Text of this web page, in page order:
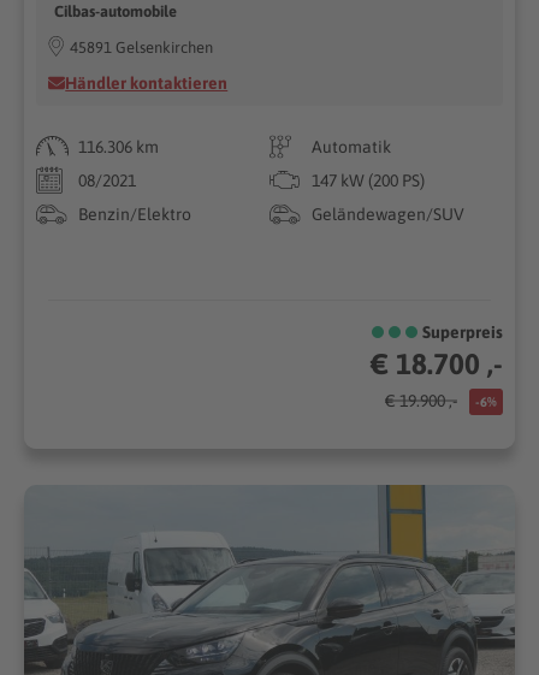
Cilbas-automobile
45891 Gelsenkirchen
Händler kontaktieren
116.306 km
Automatik
08/2021
147 kW (200 PS)
Benzin/Elektro
Geländewagen/SUV
Superpreis
€ 18.700 ,-
€ 19.900 ,- -6%